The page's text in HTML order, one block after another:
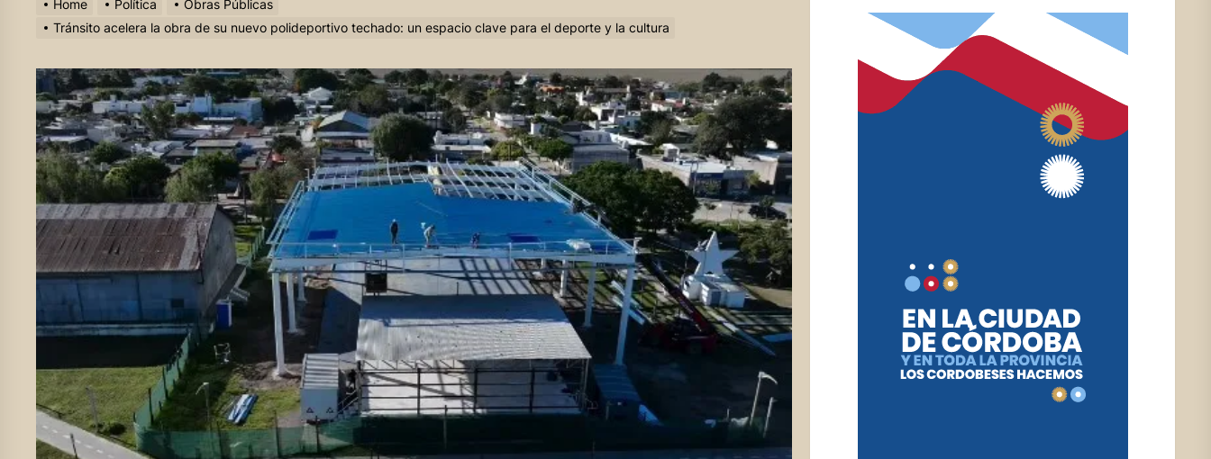
Home Política
Obras Públicas
Tránsito acelera la obra de su nuevo polideportivo techado: un espacio clave para el deporte y la cultura